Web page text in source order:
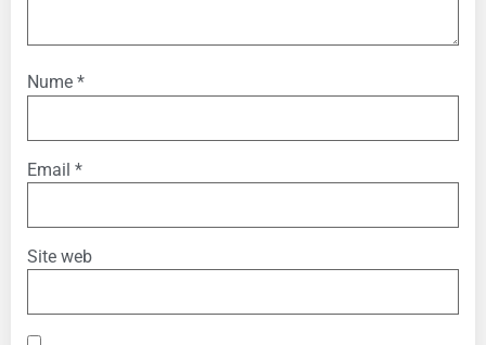
Nume *
Email *
Site web